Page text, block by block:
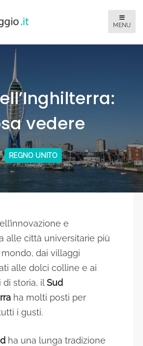
vedere
REGNO UNITO
e
alle città universitarie più
dai villaggi
alle dolci colline e ai
di storia, ilSud
ha molti posti per
i gusti.
ha una lunga tradizione